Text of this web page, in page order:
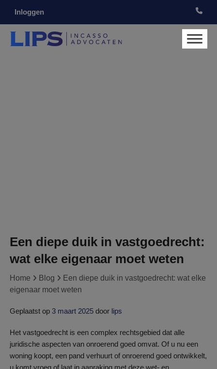
Inloggen
Een diepe duik in vastgoedrecht:
wat elke eigenaar moet weten
Home Blog
Een diepe duik in vastgoedrecht: wat elke
eigenaar moet weten
Geplaatst op 3 maart 2025 door lips
Het vastgoedrecht is een complex rechtsgebied dat alle
juridische aspecten van onroerend goed omvat. Of u nu een
woning koopt, een pand verhuurt of onroerend goed ontwikkelt,
u komt vroeg of laat in aanraking met deze wet- en